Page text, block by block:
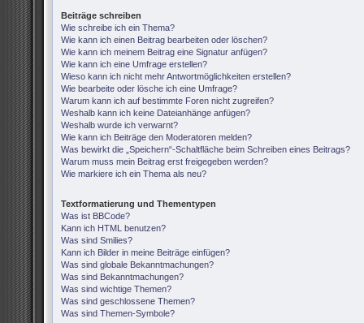
Beiträge schreiben
Wie schreibe ich ein Thema?
Wie kann ich einen Beitrag bearbeiten oder löschen?
Wie kann ich meinem Beitrag eine Signatur anfügen?
Wie kann ich eine Umfrage erstellen?
Wieso kann ich nicht mehr Antwortmöglichkeiten erstellen?
Wie bearbeite oder lösche ich eine Umfrage?
Warum kann ich auf bestimmte Foren nicht zugreifen?
Weshalb kann ich keine Dateianhänge anfügen?
Weshalb wurde ich verwarnt?
Wie kann ich Beiträge den Moderatoren melden?
Was bewirkt die „Speichern“-Schaltfläche beim Schreiben eines Beitrags?
Warum muss mein Beitrag erst freigegeben werden?
Wie markiere ich ein Thema als neu?
Textformatierung und Thementypen
Was ist BBCode?
Kann ich HTML benutzen?
Was sind Smilies?
Kann ich Bilder in meine Beiträge einfügen?
Was sind globale Bekanntmachungen?
Was sind Bekanntmachungen?
Was sind wichtige Themen?
Was sind geschlossene Themen?
Was sind Themen-Symbole?